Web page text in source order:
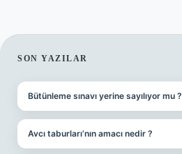
SIDEBAR
SON YAZILAR
Bütünleme sınavı yerine sayılıyor mu ?
Avcı taburları’nın amacı nedir ?